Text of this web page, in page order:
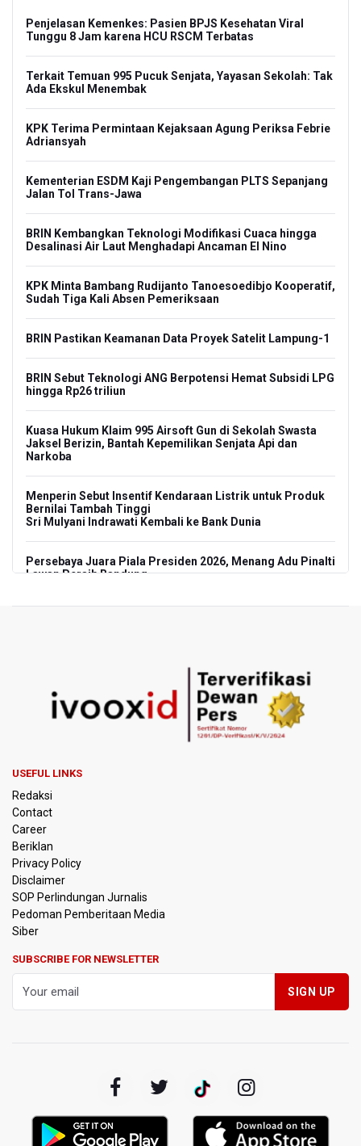
Penjelasan Kemenkes: Pasien BPJS Kesehatan Viral
Tunggu 8 Jam karena HCU RSCM Terbatas
Terkait Temuan 995 Pucuk Senjata, Yayasan Sekolah: Tak
Ada Ekskul Menembak
KPK Terima Permintaan Kejaksaan Agung Periksa Febrie
Adriansyah
Kementerian ESDM Kaji Pengembangan PLTS Sepanjang
Jalan Tol Trans-Jawa
BRIN Kembangkan Teknologi Modifikasi Cuaca hingga
Desalinasi Air Laut Menghadapi Ancaman El Nino
KPK Minta Bambang Rudijanto Tanoesoedibjo Kooperatif,
Sudah Tiga Kali Absen Pemeriksaan
BRIN Pastikan Keamanan Data Proyek Satelit Lampung-1
BRIN Sebut Teknologi ANG Berpotensi Hemat Subsidi LPG
hingga Rp26 triliun
Kuasa Hukum Klaim 995 Airsoft Gun di Sekolah Swasta
Jaksel Berizin, Bantah Kepemilikan Senjata Api dan
Narkoba
Menperin Sebut Insentif Kendaraan Listrik untuk Produk
Bernilai Tambah Tinggi
Sri Mulyani Indrawati Kembali ke Bank Dunia
Persebaya Juara Piala Presiden 2026, Menang Adu Pinalti
Lawan Persib Bandung
KKI Sebut Ada 10 Nakes Diduga Beri Komentar Nirempati
pada Unggahan Pasien BPJS Kesehatan
Libya
Polisi Selidiki Temuan Senjata Api di Yayasan Sekolah
995 Senjata Api Ditemukan di Sekolah Swasta di Pondok
Pinang, Jakarta Selatan
Pemerintah Gelar Operasi Modifikasi Cuaca Percepat
Pemadaman Karhutla Gunung Bromo
Kemenkeu Ambil Alih 60 Persen Saham KCIC
KPK Sebut Pejabat Kemenhut Diduga Menerima 12.500
Dolar Singapura dari Bupati Kuantan Singingi Nonaktif
USEFUL LINKS
Redaksi
Contact
Career
Beriklan
Privacy Policy
Disclaimer
SOP Perlindungan Jurnalis
Pedoman Pemberitaan Media
Siber
SUBSCRIBE FOR NEWSLETTER